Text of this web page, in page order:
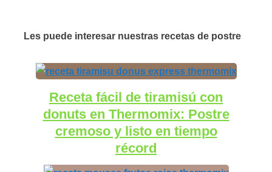
Les puede interesar nuestras recetas de postre
Receta fácil de tiramisú con
donuts en Thermomix: Postre
cremoso y listo en tiempo
récord